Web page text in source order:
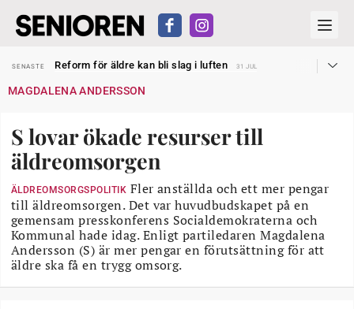
SENASTE
Reform för äldre kan bli slag i luften
31 JUL
SENASTE
Dom öppnar för rätt till garantipension
SENASTE
Liten höjning av garantipensionen
27 JUL
SENASTE
Sven Hagströmer sommarpratar
26 JUL
SENASTE
Reform för äldre kan bli slag i luften
MAGDALENA ANDERSSON
S lovar ökade resurser till
äldreomsorgen
ÄLDREOMSORGSPOLITIK Fler anställda och ett mer pengar
till äldreomsorgen. Det var huvudbudskapet på en
gemensam presskonferens Socialdemokraterna och
Kommunal hade idag. Enligt partiledaren Magdalena
Andersson (S) är mer pengar en förutsättning för att
äldre ska få en trygg omsorg.